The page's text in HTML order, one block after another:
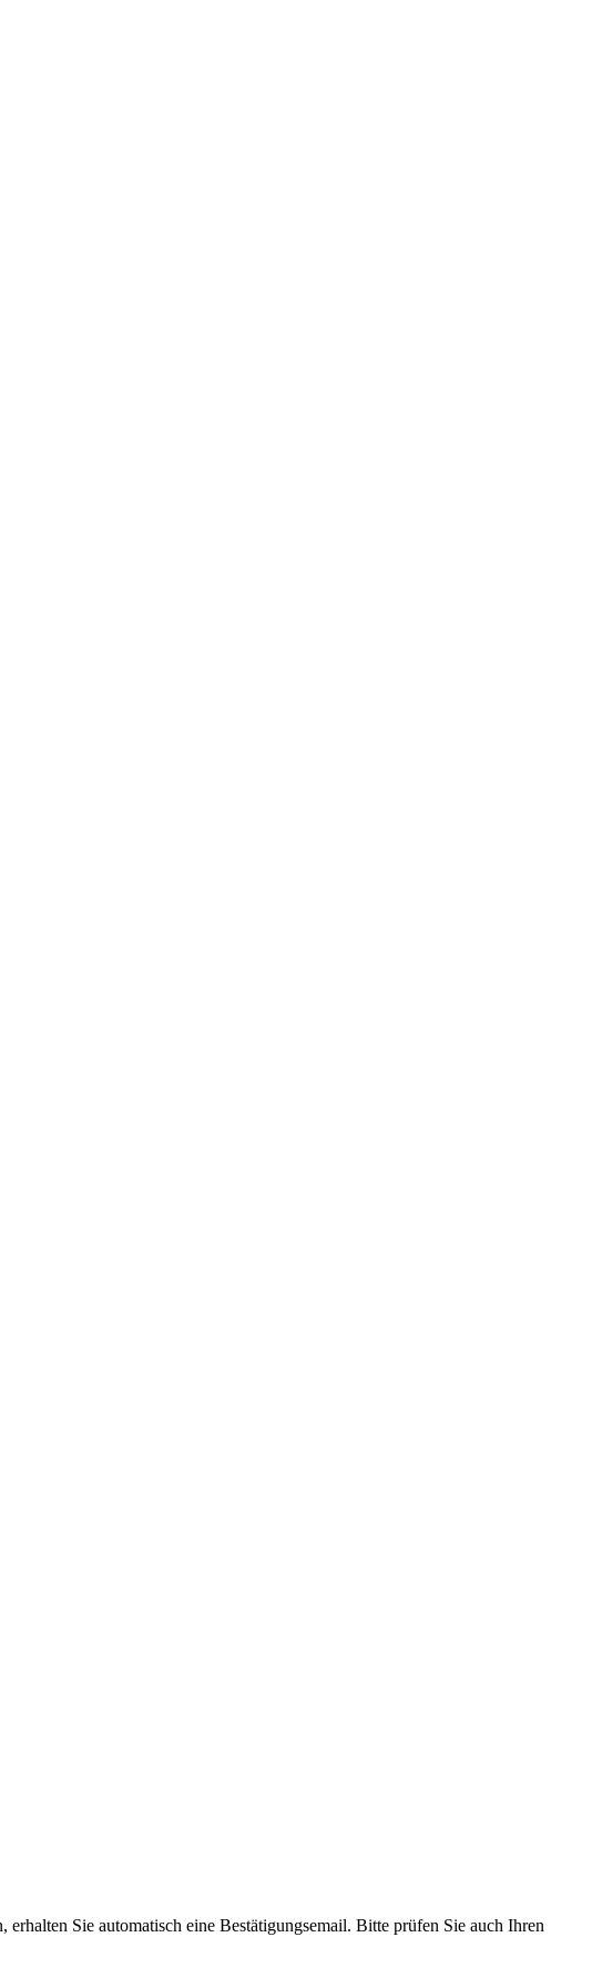
Sie automatisch eine Bestätigungsemail. Bitte prüfen Sie auch Ihren